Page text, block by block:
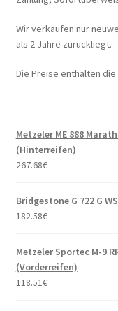
Wir verkaufen nur
als 2 Jahre zurückliegt.
Die Preise enthalten
Metzeler ME 888
(Hinterreifen)
267.68€
Bridgestone G 722 G
182.58€
Metzeler Sportec M-9
(Vorderreifen)
118.51€